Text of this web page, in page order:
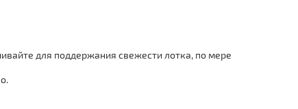
для поддержания свежести лотка, по мере